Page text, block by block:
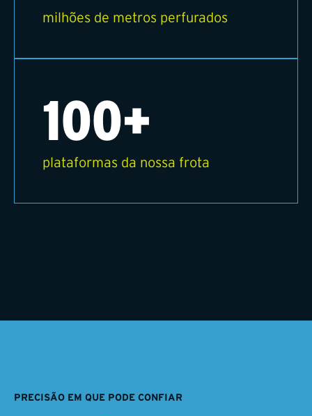
milhões de metros perfurados
100+
plataformas da nossa frota
PRECISÃO EM QUE PODE CONFIAR